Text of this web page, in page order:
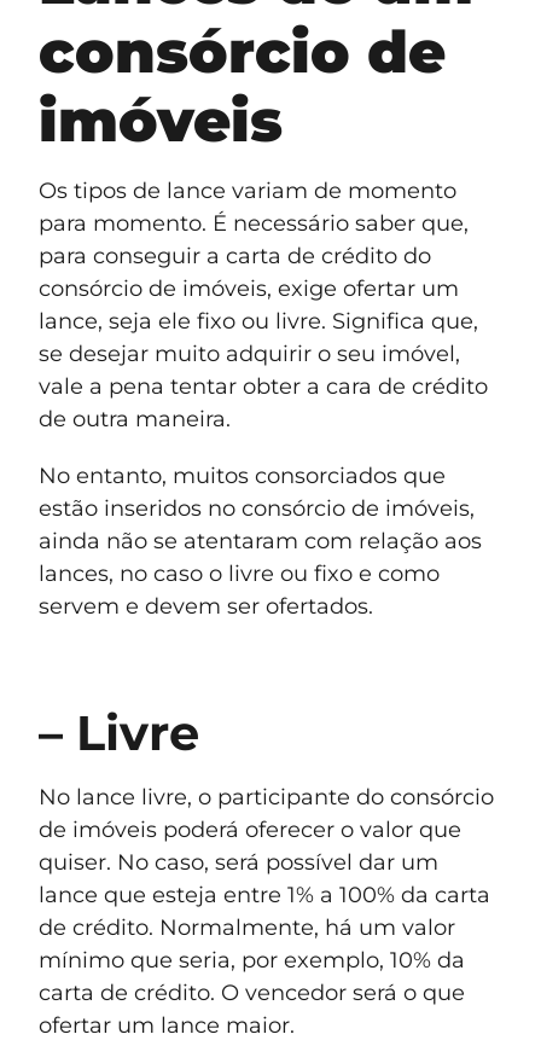
consórcio de
imóveis
Os tipos de lance variam de momento
para momento. É necessário saber que,
para conseguir a carta de crédito do
consórcio de imóveis, exige ofertar um
lance, seja ele fixo ou livre. Significa que,
se desejar muito adquirir o seu imóvel,
vale a pena tentar obter a cara de crédito
de outra maneira.
No entanto, muitos consorciados que
estão inseridos no consórcio de imóveis,
ainda não se atentaram com relação aos
lances, no caso o livre ou fixo e como
servem e devem ser ofertados.
– Livre
No lance livre, o participante do consórcio
de imóveis poderá oferecer o valor que
quiser. No caso, será possível dar um
lance que esteja entre 1% a 100% da carta
de crédito. Normalmente, há um valor
mínimo que seria, por exemplo, 10% da
carta de crédito. O vencedor será o que
ofertar um lance maior.